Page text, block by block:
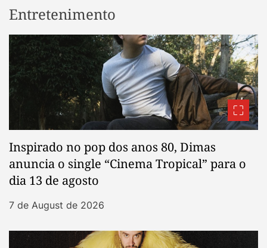
Entretenimento
Inspirado no pop dos anos 80, Dimas
anuncia o single “Cinema Tropical” para o
dia 13 de agosto
7 de August de 2026